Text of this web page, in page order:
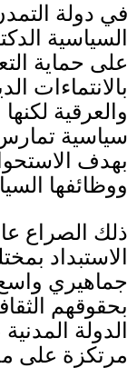
في دولة
السياسية
على حماية
بالانتماءات
والعرقية
سياسية
بهدف
ووظائفها
ذلك الصراع
الاستبداد
جماهيري
بحقوقهم
الدولة
مرتكزة على